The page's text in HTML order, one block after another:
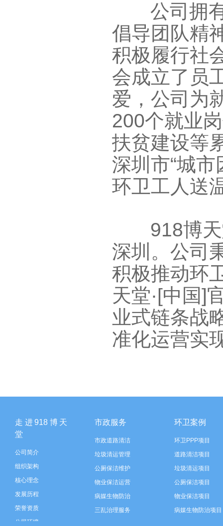
公司拥有
倡导团队精
积极履行社
会成立了员工
爱，公司为
200个就业
扶贫建设等
深圳市“城
环卫工人送

深圳。
积极推动环
天堂·[中国]
业式链条战略
准化运营实
走进918博天
堂
公司简介
组织架构
核心理念
发展历程
荣誉资质
公司环境
市政服务
市政道路清洁
垃圾清运管理
公厕保洁维护
物业保洁运营
病媒生物防治
三乱治理服务
环卫案例
环卫PPP项目
道路清洁项目
垃圾清运项目
公厕保洁项目
物业保洁项目
病媒生物防治项目